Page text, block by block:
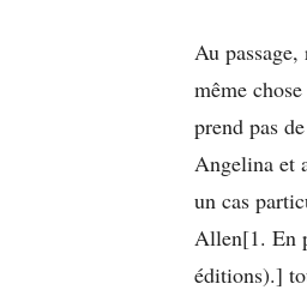
Au
même
prend pas
Angelina et
un cas
Allen[1. En
éditions).]